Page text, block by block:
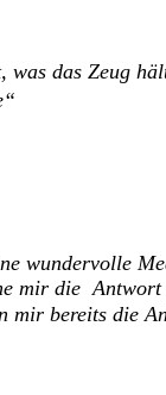
was das Zeug
wundervolle
mir die Antwort
mir bereits die